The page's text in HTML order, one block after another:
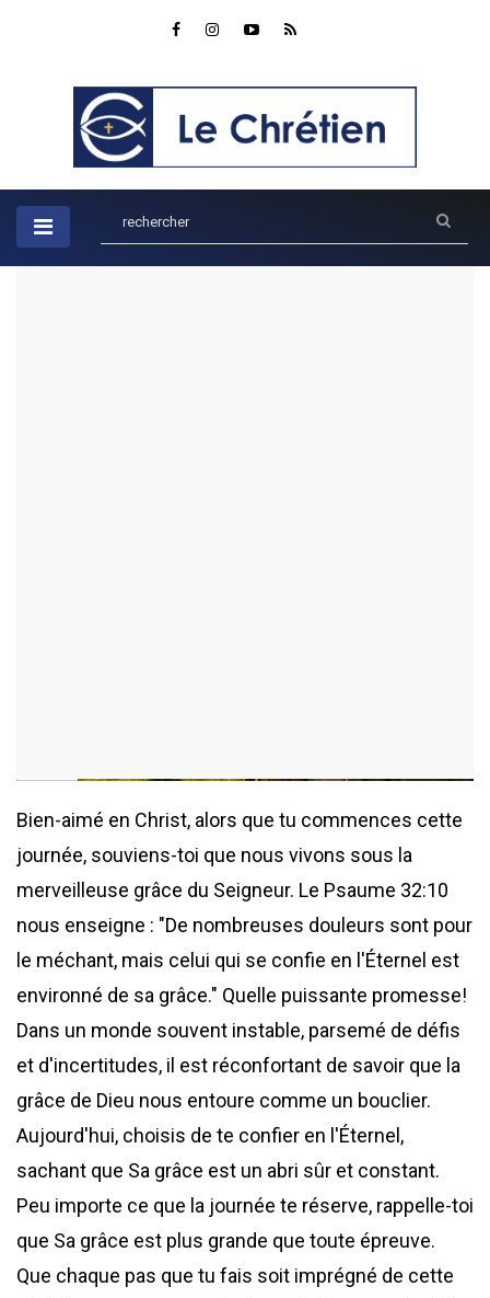
Bien-aimé en Christ, alors que tu commences cette
journée, souviens-toi que nous vivons sous la
merveilleuse grâce du Seigneur. Le Psaume 32:10
nous enseigne : "De nombreuses douleurs sont pour
le méchant, mais celui qui se confie en l'Éternel est
environné de sa grâce." Quelle puissante promesse!
Dans un monde souvent instable, parsemé de défis
et d'incertitudes, il est réconfortant de savoir que la
grâce de Dieu nous entoure comme un bouclier.
Aujourd'hui, choisis de te confier en l'Éternel,
sachant que Sa grâce est un abri sûr et constant.
Peu importe ce que la journée te réserve, rappelle-toi
que Sa grâce est plus grande que toute épreuve.
Que chaque pas que tu fais soit imprégné de cette